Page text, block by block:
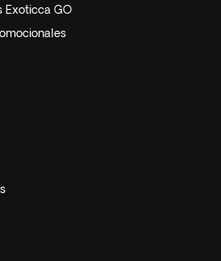
Exoticca GO